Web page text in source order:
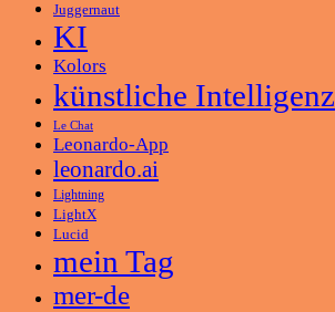
Juggernaut
KI
Kolors
künstliche Intelligenz
Le Chat
Leonardo-App
leonardo.ai
Lightning
LightX
Lucid
mein Tag
mer-de